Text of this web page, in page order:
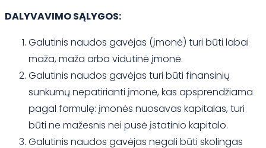
DALYVAVIMO SĄLYGOS:
Galutinis naudos gavėjas (įmonė) turi būti labai
maža, maža arba vidutinė įmonė.
Galutinis naudos gavėjas turi būti finansinių
sunkumų nepatirianti įmonė, kas apsprendžiama
pagal formulę: įmonės nuosavas kapitalas, turi
būti ne mažesnis nei pusė įstatinio kapitalo.
Galutinis naudos gavėjas negali būti skolingas